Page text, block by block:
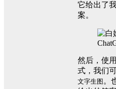
它给出了
案。
然后，使
式，我们
文字生图 。